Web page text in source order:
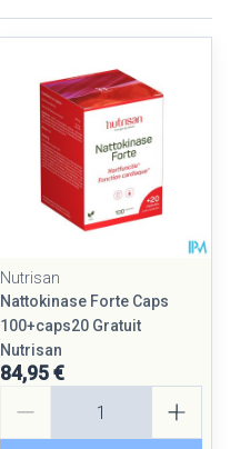
Nutrisan
Nattokinase Forte Caps
100+caps20 Gratuit
Nutrisan
84,95 €